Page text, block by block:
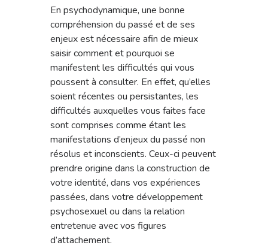
En psychodynamique, une bonne
compréhension du passé et de ses
enjeux est nécessaire afin de mieux
saisir comment et pourquoi se
manifestent les difficultés qui vous
poussent à consulter. En effet, qu’elles
soient récentes ou persistantes, les
difficultés auxquelles vous faites face
sont comprises comme étant les
manifestations d’enjeux du passé non
résolus et inconscients. Ceux-ci peuvent
prendre origine dans la construction de
votre identité, dans vos expériences
passées, dans votre développement
psychosexuel ou dans la relation
entretenue avec vos figures
d’attachement.